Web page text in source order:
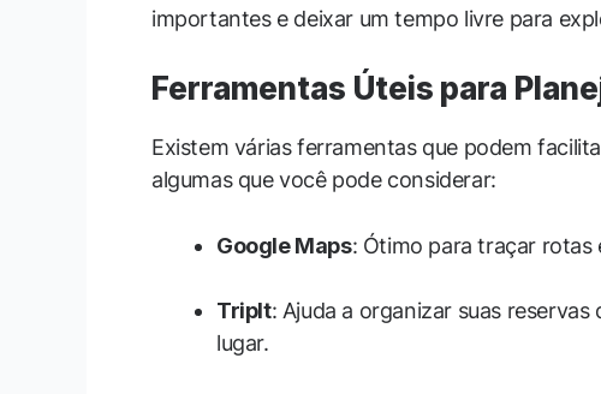
importantes e deixar um tempo livre para
Ferramentas Úteis para
Existem várias ferramentas que podem
algumas que você pode considerar:
Google Maps: Ótimo para traçar rotas
TripIt: Ajuda a organizar suas
lugar.